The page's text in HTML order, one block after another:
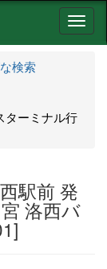
ナ
ビ
検索
ターミナル行
駅前 発
洛西バ